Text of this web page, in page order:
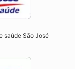
saúde São José